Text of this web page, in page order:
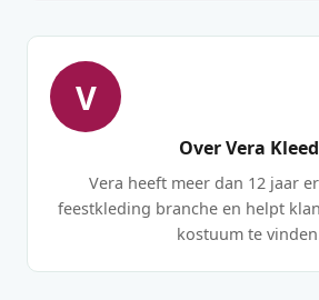
V
Over Vera Kleed
Vera heeft meer dan 12 jaar
feestkleding branche en helpt
kostuum te